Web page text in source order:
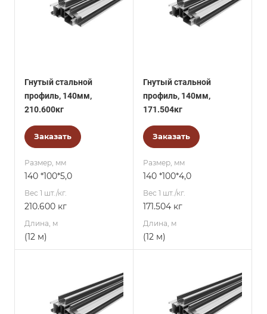
Гнутый стальной
профиль, 140мм,
210.600кг
Заказать
Размер, мм
140 *100*5,0
Вес 1 шт./кг.
210.600 кг
Длина, м
(12 м)
Гнутый стальной
профиль, 140мм,
171.504кг
Заказать
Размер, мм
140 *100*4,0
Вес 1 шт./кг.
171.504 кг
Длина, м
(12 м)